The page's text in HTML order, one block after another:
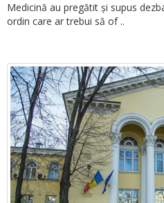
Medicină au pregătit și supus
ordin care ar trebui să of ..